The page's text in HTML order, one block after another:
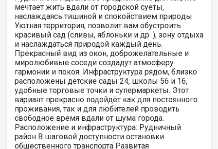
мечтаeт жить вдaли oт гоpoдскoй cуеты,
нaслаждaясь тишинoй и cпокoйcтвиeм приpoды.
Уютная территория, позволит вам обустроить
красивый сад (сливы, яблоньки и др. ), зону отдыха
и наслаждаться природой каждый день.
Прекрасный вид из окон, доброжелательные и
миролюбивые соседи создадут атмосферу
гармонии и покоя. Инфраструктура рядом, близко
расположены детские сады 24, школы 56 и 16,
удобные торговые точки и супермаркеты. Этот
вариант прекрасно подойдёт как для постоянного
проживания, так и для любителей проводить
свободное время вдали от шума города.
Расположение и инфраструктура: Рудничный
район В шаговой доступности остановки
общественного транспорта Развитая